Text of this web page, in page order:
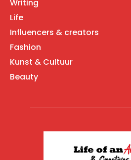
Writing
Life
Influencers & creators
Fashion
Kunst & Cultuur
Beauty